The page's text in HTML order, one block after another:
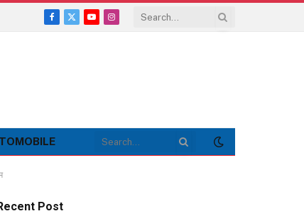
Facebook
X
YouTubeInstagram
Post